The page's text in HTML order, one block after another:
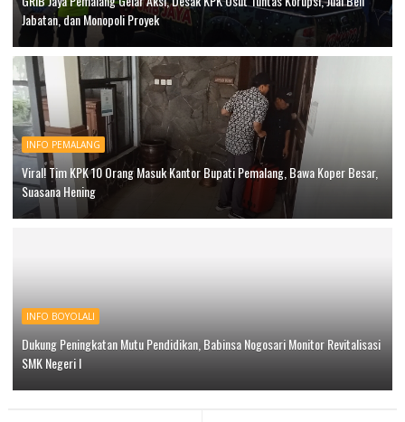
Jabatan, dan Monopoli Proyek
INFO PEMALANG
Viral! Tim KPK 10 Orang Masuk Kantor Bupati Pemalang, Bawa Koper Besar,
Suasana Hening
INFO BOYOLALI
Dukung Peningkatan Mutu Pendidikan, Babinsa Nogosari Monitor Revitalisasi
SMK Negeri I